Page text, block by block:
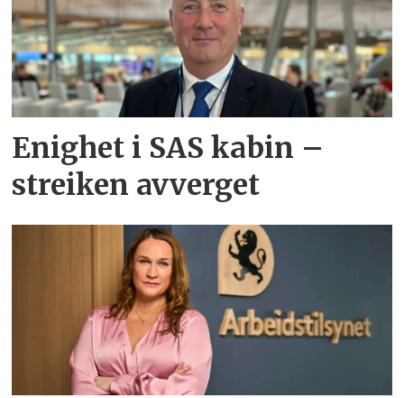
Enighet i SAS kabin –
streiken avverget